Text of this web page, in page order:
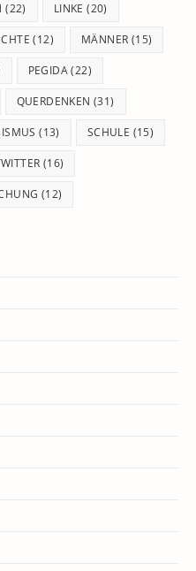
(22) LINKE (20)
(12) MÄNNER (15)
PEGIDA(22)
QUERDENKEN (31)
(13) SCHULE (15)
(16)
(12)